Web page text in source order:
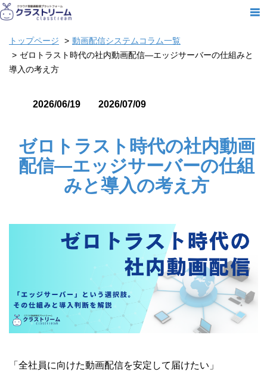
トップページ
動画配信システムコラム一覧
ゼロトラスト時代の社内動画配信―エッジサーバーの仕組みと
導入の考え方
2026/06/19 2026/07/09
ゼロトラスト時代の社内動画
配信―エッジサーバーの仕組
みと導入の考え方
「全社員に向けた動画配信を安定して届けたい」